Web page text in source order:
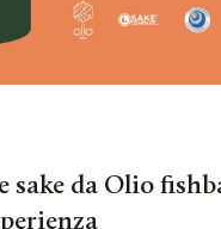
sake da Olio